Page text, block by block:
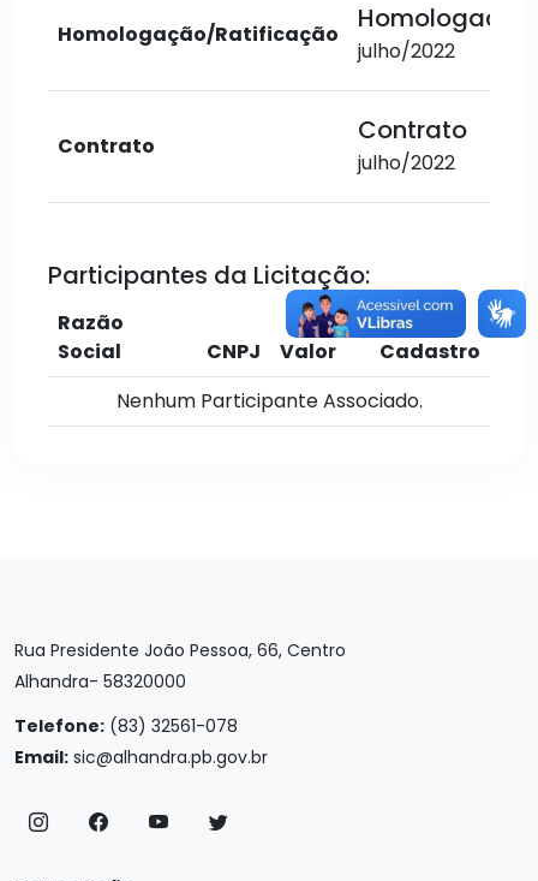
Homologação/Ratificação Homologação
julho/2022
Contrato Contrato
julho/2022
Participantes da Licitação:
Razão
Social
CNPJ Valor
Cadastro
Nenhum Participante Associado.
Rua Presidente João Pessoa, 66, Centro
Alhandra- 58320000
Telefone: (83) 32561-078
Email: sic@alhandra.pb.gov.br